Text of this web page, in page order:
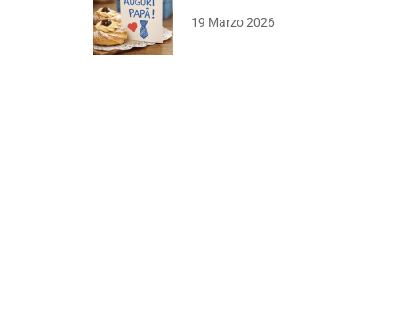
19 Marzo 2026